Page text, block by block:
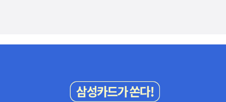
그러나 재미는 있는. 정도를 생각하면 될까? 조직내에서의 갈등에 대
한 이야기가 많이 나온다.가장 추천하는 작품은 <제3의 시효> 요코